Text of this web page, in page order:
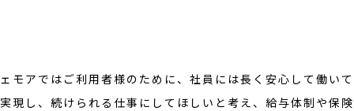
モアではご利用者様のために、社員には長く安心して働い
現し、続けられる仕事にしてほしいと考え、給与体制や保